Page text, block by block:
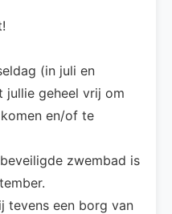
(in juli en
jullie geheel vrij om
en/of te
zwembad is
tevens een borg van